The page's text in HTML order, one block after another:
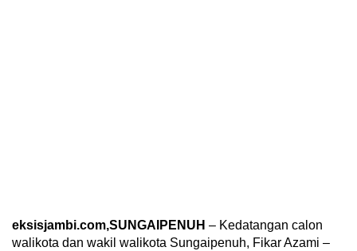
eksisjambi.com,SUNGAIPENUH – Kedatangan calon
walikota dan wakil walikota Sungaipenuh, Fikar Azami –